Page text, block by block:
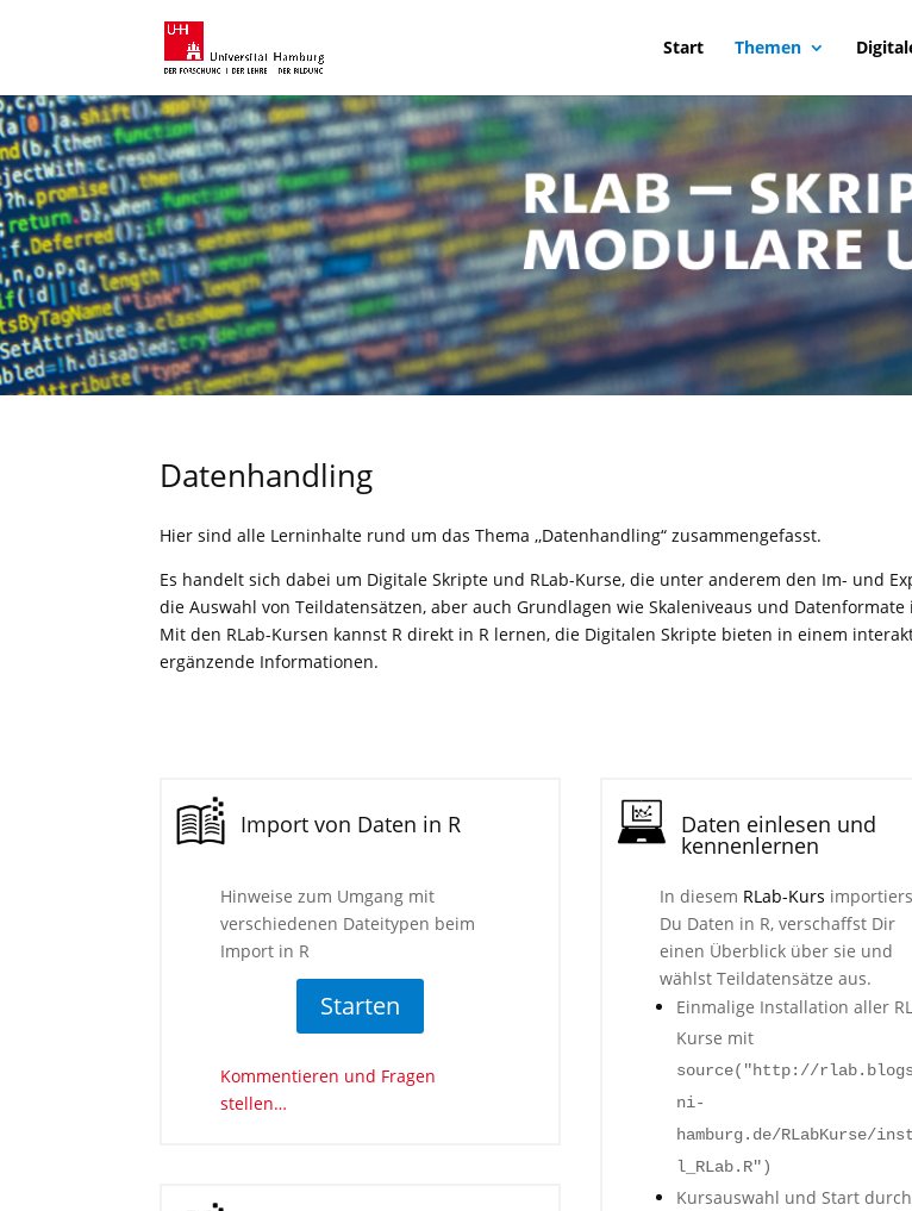
Start Themen
Datenhandling
Hier sind alle Lerninhalte rund um das Thema ,,Datenhandling“ zusammengefasst.
Es handelt sich dabei um Digitale Skripte und RLab-Kurse, die unter anderem den Im- und
die Auswahl von Teildatensätzen, aber auch Grundlagen wie Skaleniveaus und Datenformate
Mit den RLab-Kursen kannst R direkt in R lernen, die Digitalen Skripte bieten in einem
ergänzende Informationen.
Import von Daten in R
Hinweise zum Umgang mit
verschiedenen Dateitypen beim
Import in R
Starten
Kommentieren und Fragen
stellen…
Daten einlesen und
kennenlernen
In diesem RLab-Kurs
Du Daten in R, verschaffst Dir
einen Überblick über sie und
wählst Teildatensätze aus.
Einmalige Installation aller
Kurse mit
source("http://
ni-
hamburg.de/RLabKurse/
l_RLab.R")
Kursauswahl und Start durch